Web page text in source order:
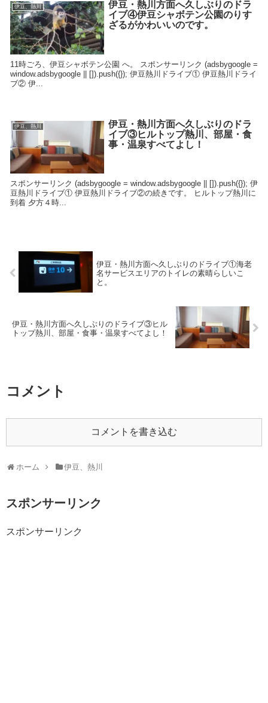
伊豆、熱川
伊豆・熱川方面へ久しぶりのドラ
イブ④伊豆シャボテン公園のりす
ざるがかわいいのです。
11時ごろ、伊豆シャボテン公園 へ。 スポンサーリンク (adsbygoogle =
window.adsbygoogle || []).push({}); 伊豆熱川ドライブ① 伊豆熱川ドライ
ブ② 伊...
伊豆、熱川
伊豆・熱川方面へ久しぶりのドラ
イブ③ヒルトップ熱川、部屋・食
事・温泉すべてよし！
スポンサーリンク (adsbygoogle = window.adsbygoogle || []).push({}); 伊
豆熱川ドライブ① 伊豆熱川ドライブ②の続きです。 ヒルトップ熱川に
到着 夕方４時...
伊豆・熱川方面へ久しぶりのドライブ①海老
名サービスエリアのトイレの素晴らしいこ
と。
伊豆・熱川方面へ久しぶりのドライブ③ヒル
トップ熱川、部屋・食事・温泉すべてよし！
コメント
コメントを書き込む
ホーム 伊豆、熱川
スポンサーリンク
スポンサーリンク